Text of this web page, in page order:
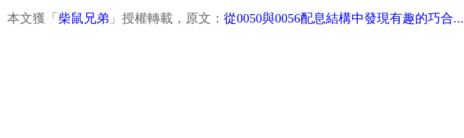
本文獲「 柴鼠兄弟 」授權轉載，原文： 從0050與0056配息結構中發現有趣的巧合...